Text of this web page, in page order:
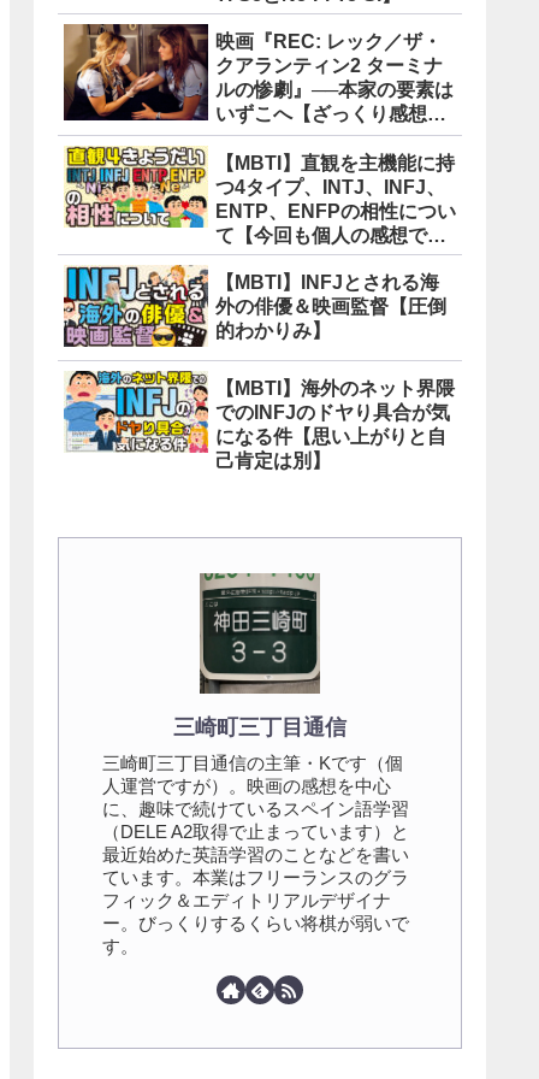
映画『REC: レック／ザ・
クアランティン2 ターミナ
ルの惨劇』──本家の要素は
いずこへ【ざっくり感想
版】
【MBTI】直観を主機能に持
つ4タイプ、INTJ、INFJ、
ENTP、ENFPの相性につい
て【今回も個人の感想で
す】
【MBTI】INFJとされる海
外の俳優＆映画監督【圧倒
的わかりみ】
【MBTI】海外のネット界隈
でのINFJのドヤり具合が気
になる件【思い上がりと自
己肯定は別】
三崎町三丁目通信
三崎町三丁目通信の主筆・Kです（個
人運営ですが）。映画の感想を中心
に、趣味で続けているスペイン語学習
（DELE A2取得で止まっています）と
最近始めた英語学習のことなどを書い
ています。本業はフリーランスのグラ
フィック＆エディトリアルデザイナ
ー。びっくりするくらい将棋が弱いで
す。